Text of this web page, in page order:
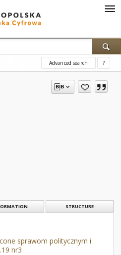
Advanced search ?
STRUCTURE
sprawom politycznym i
nr3